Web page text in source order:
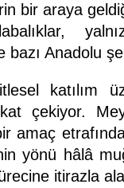
bir araya
Anadolu
katılım
çekiyor.
amaç
yönü hâlâ
itirazla